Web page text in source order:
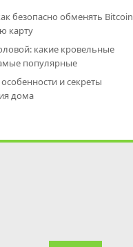
безопасно обменять Bitcoin
карту
какие кровельные
популярные
и секреты
дома